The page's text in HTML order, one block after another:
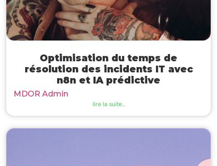
Optimisation du temps de
résolution des incidents IT avec
n8n et IA prédictive
MDOR Admin
lire la suite..